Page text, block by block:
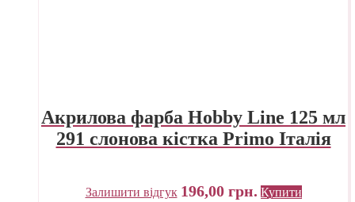
Акрилова фарба Hobby Line 125 мл
291 слонова кістка Primo Італія
Залишити відгук 196,00 грн. Купити